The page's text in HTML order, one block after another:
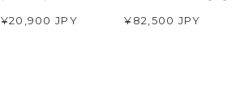
¥20,900 JPY ¥82,500 JPY